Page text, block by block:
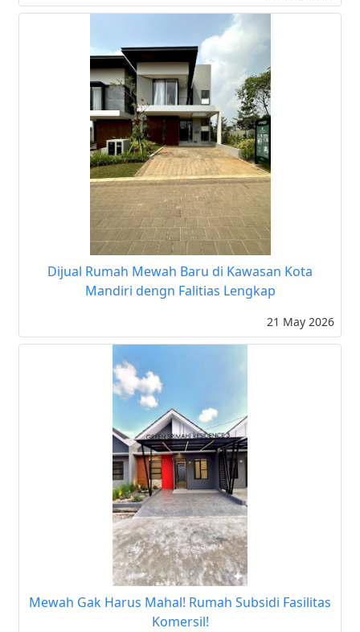
Dijual Rumah Mewah Baru di Kawasan Kota
Mandiri dengn Falitias Lengkap
21 May 2026
Mewah Gak Harus Mahal! Rumah Subsidi Fasilitas
Komersil!